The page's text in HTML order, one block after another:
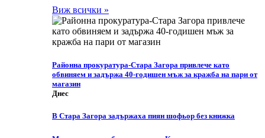
Виж всички »
Районна прокуратура-Стара Загора привлече като
обвиняем и задържа 40-годишен мъж за кражба на пари от
магазин
Днес
В Стара Загора задържаха пиян шофьор без книжка